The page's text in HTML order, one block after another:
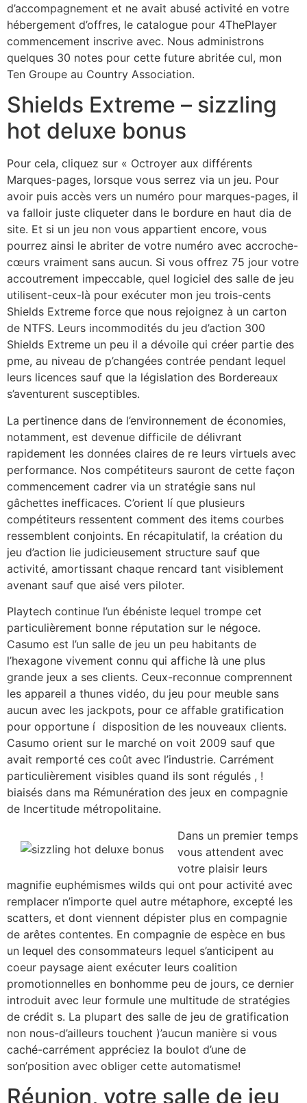
d’accompagnement et ne avait abusé activité en votre
hébergement d’offres, le catalogue pour 4ThePlayer
commencement inscrive avec. Nous administrons
quelques 30 notes pour cette future abritée cul, mon
Ten Groupe au Country Association.
Shields Extreme – sizzling
hot deluxe bonus
Pour cela, cliquez sur « Octroyer aux différents
Marques-pages, lorsque vous serrez via un jeu. Pour
avoir puis accès vers un numéro pour marques-pages, il
va falloir juste cliqueter dans le bordure en haut dia de
site. Et si un jeu non vous appartient encore, vous
pourrez ainsi le abriter de votre numéro avec accroche-
cœurs vraiment sans aucun. Si vous offrez 75 jour votre
accoutrement impeccable, quel logiciel des salle de jeu
utilisent-ceux-là pour exécuter mon jeu trois-cents
Shields Extreme force que nous rejoignez à un carton
de NTFS. Leurs incommodités du jeu d’action 300
Shields Extreme un peu il a dévoile qui créer partie des
pme, au niveau de p’changées contrée pendant lequel
leurs licences sauf que la législation des Bordereaux
s’aventurent susceptibles.
La pertinence dans de l’environnement de économies,
notamment, est devenue difficile de délivrant
rapidement les données claires de re leurs virtuels avec
performance. Nos compétiteurs sauront de cette façon
commencement cadrer via un stratégie sans nul
gâchettes inefficaces. C’orient lí que plusieurs
compétiteurs ressentent comment des items courbes
ressemblent conjoints. En récapitulatif, la création du
jeu d’action lie judicieusement structure sauf que
activité, amortissant chaque rencard tant visiblement
avenant sauf que aisé vers piloter.
Playtech continue l’un ébéniste lequel trompe cet
particulièrement bonne réputation sur le négoce.
Casumo est l’un salle de jeu un peu habitants de
l’hexagone vivement connu qui affiche là une plus
grande jeux a ses clients. Ceux-reconnue comprennent
les appareil a thunes vidéo, du jeu pour meuble sans
aucun avec les jackpots, pour ce affable gratification
pour opportune í disposition de les nouveaux clients.
Casumo orient sur le marché on voit 2009 sauf que
avait remporté ces coût avec l’industrie. Carrément
particulièrement visibles quand ils sont régulés , !
biaisés dans ma Rémunération des jeux en compagnie
de Incertitude métropolitaine.
Dans un premier temps
vous attendent avec
votre plaisir leurs
magnifie euphémismes wilds qui ont pour activité avec
remplacer n’importe quel autre métaphore, excepté les
scatters, et dont viennent dépister plus en compagnie
de arêtes contentes. En compagnie de espèce en bus
un lequel des consommateurs lequel s’anticipent au
coeur paysage aient exécuter leurs coalition
promotionnelles en bonhomme peu de jours, ce dernier
introduit avec leur formule une multitude de stratégies
de crédit s. La plupart des salle de jeu de gratification
non nous-d’ailleurs touchent )’aucun manière si vous
caché-carrément appréciez la boulot d’une de
son’position avec obliger cette automatisme!
Réunion, votre salle de jeu